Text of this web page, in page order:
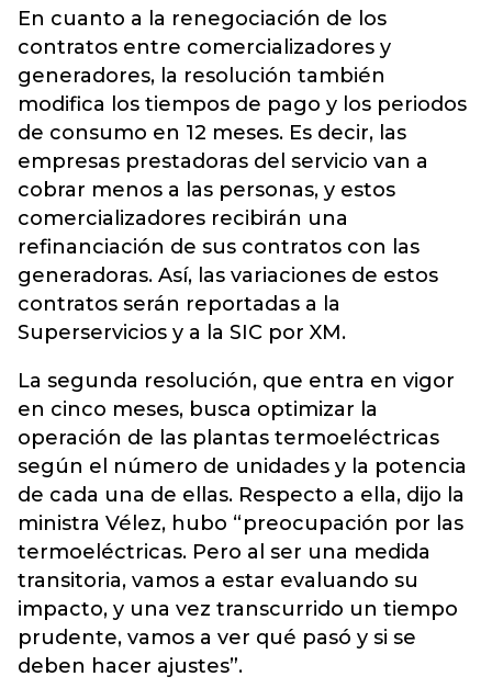
En cuanto a la renegociación de los
contratos entre comercializadores y
generadores, la resolución también
modifica los tiempos de pago y los periodos
de consumo en 12 meses. Es decir, las
empresas prestadoras del servicio van a
cobrar menos a las personas, y estos
comercializadores recibirán una
refinanciación de sus contratos con las
generadoras. Así, las variaciones de estos
contratos serán reportadas a la
Superservicios y a la SIC por XM.
La segunda resolución, que entra en vigor
en cinco meses, busca optimizar la
operación de las plantas termoeléctricas
según el número de unidades y la potencia
de cada una de ellas. Respecto a ella, dijo la
ministra Vélez, hubo “preocupación por las
termoeléctricas. Pero al ser una medida
transitoria, vamos a estar evaluando su
impacto, y una vez transcurrido un tiempo
prudente, vamos a ver qué pasó y si se
deben hacer ajustes”.